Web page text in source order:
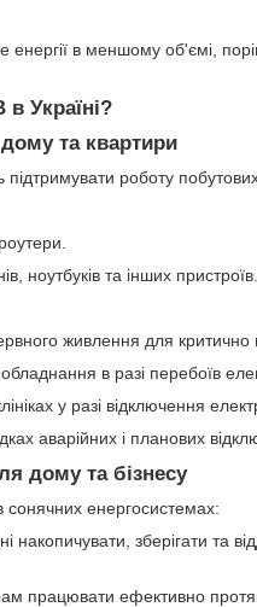
енергії в меншому об'ємі,
Україні?
та квартири
підтримувати роботу
ноутбуків та інших пристроїв.
живлення для
в разі перебоїв
у разі відключення
аварійних і планових
дому та бізнесу
сонячних енергосистемах:
накопичувати, зберігати та
працювати ефективно